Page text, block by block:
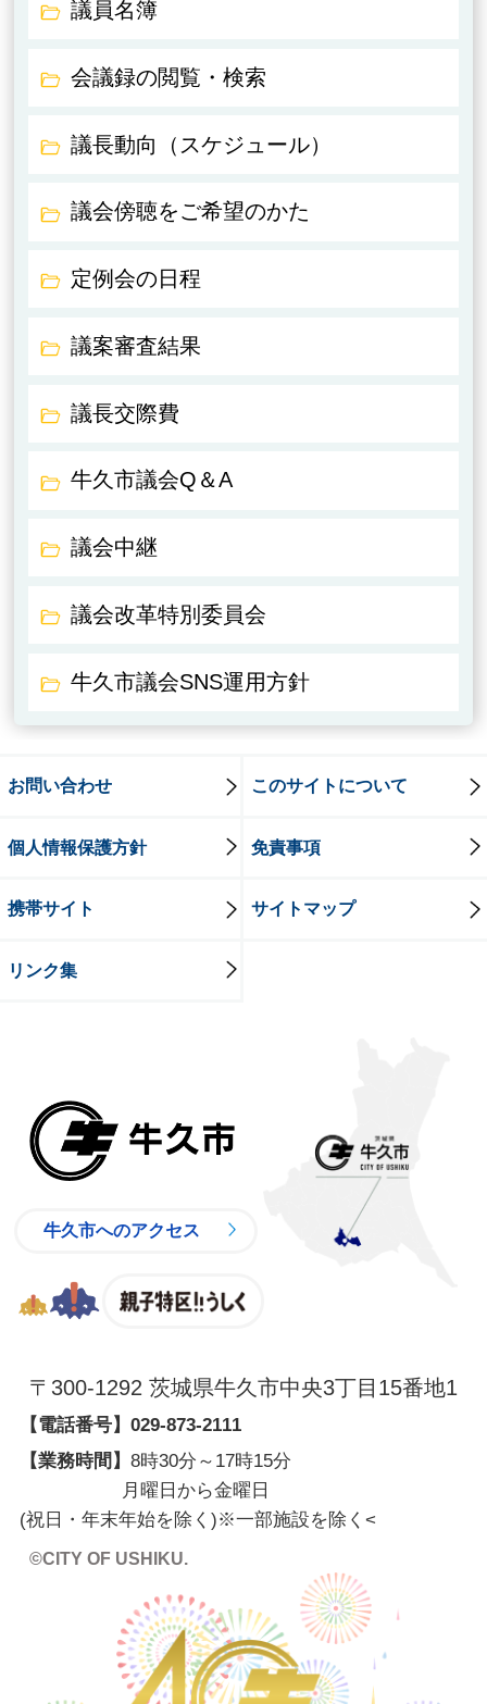
議員名簿
会議録の閲覧・検索
議長動向（スケジュール）
議会傍聴をご希望のかた
定例会の日程
議案審査結果
議長交際費
牛久市議会Q＆A
議会中継
議会改革特別委員会
牛久市議会SNS運用方針
お問い合わせ このサイトについて
個人情報保護方針 免責事項
携帯サイト サイトマップ
リンク集
牛久市へのアクセス
〒300-1292 茨城県牛久市中央3丁目15番地1
【電話番号】 029-873-2111
【業務時間】 8時30分～17時15分
月曜日から金曜日
(祝日・年末年始を除く)※一部施設を除く <
©CITY OF USHIKU.